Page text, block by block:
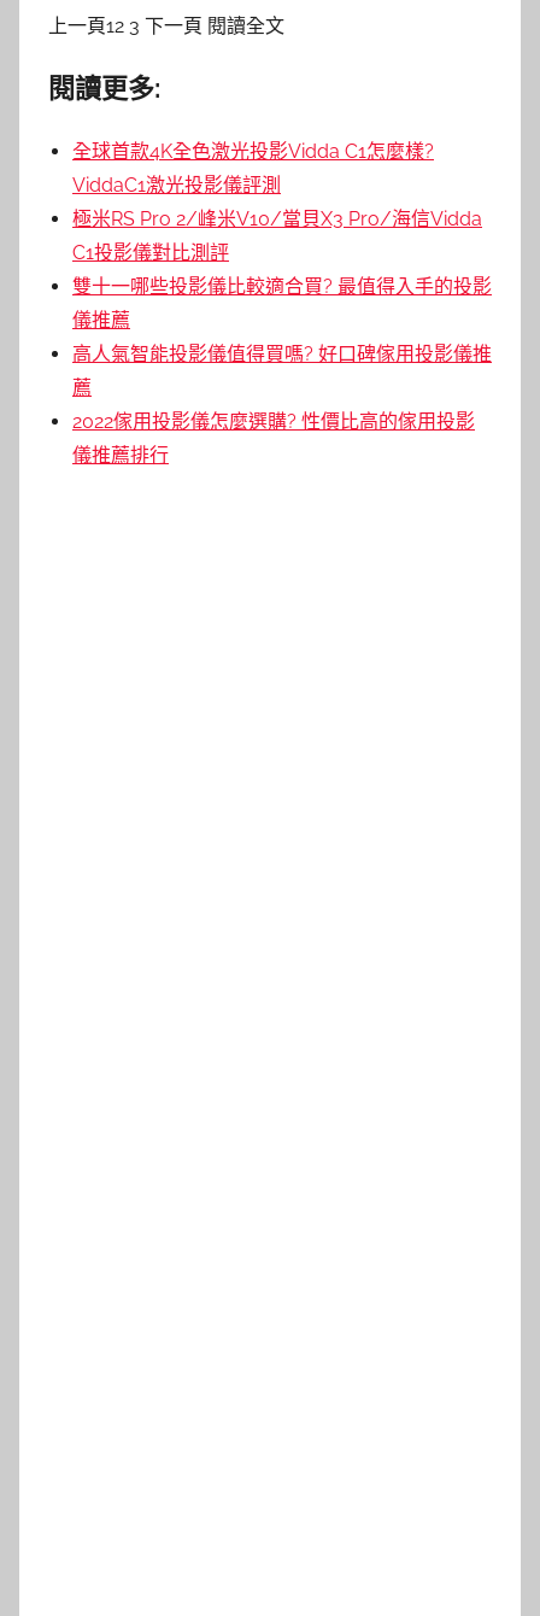
上一頁12 3 下一頁 閱讀全文
閱讀更多:
全球首款4K全色激光投影Vidda C1怎麼樣?
ViddaC1激光投影儀評測
極米RS Pro 2/峰米V10/當貝X3 Pro/海信Vidda
C1投影儀對比測評
雙十一哪些投影儀比較適合買? 最值得入手的投影
儀推薦
高人氣智能投影儀值得買嗎? 好口碑傢用投影儀推
薦
2022傢用投影儀怎麼選購? 性價比高的傢用投影
儀推薦排行